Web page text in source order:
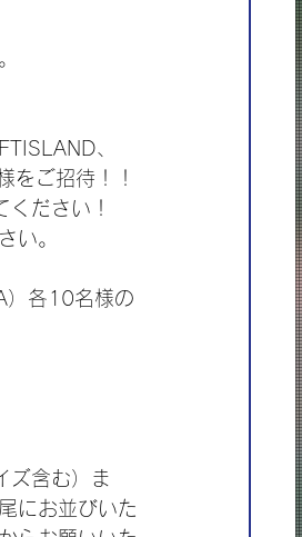
、
をご招待！！
ださい！
い。
）各10名様の
ズ含む）ま
にお並びいた